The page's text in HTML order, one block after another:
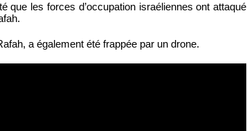
que les forces d’occupation israéliennes ont attaqué
a également été frappée par un drone.